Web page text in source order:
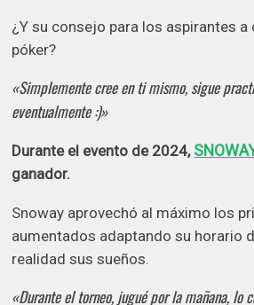
¿Y su consejo para los aspirantes a
póker?
«Simplemente cree en ti mismo, sigue
eventualmente :)»
Durante el evento de 2024,
ganador.
Snoway aprovechó al máximo los
aumentados adaptando su horario
realidad sus sueños.
«Durante el torneo, jugué por la mañana, lo